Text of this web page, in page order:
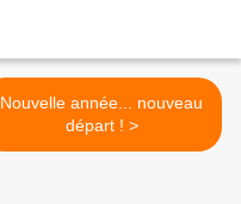
Nouvelle année... nouveau
départ ! >